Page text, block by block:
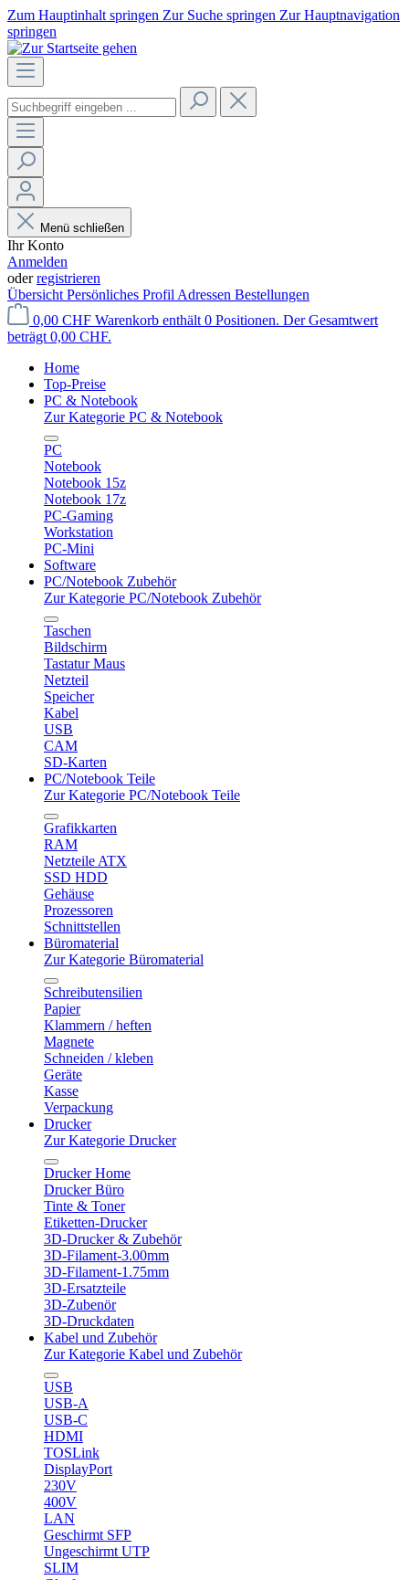
Zum Hauptinhalt springen Zur Suche springen Zur Hauptnavigation
springen
Menü schließen
Ihr Konto
Anmelden
oderregistrieren
Übersicht Persönliches Profil Adressen Bestellungen
0,00 CHF Warenkorb enthält 0 Positionen. Der Gesamtwert
beträgt 0,00 CHF.
Home
Top-Preise
PC & Notebook
Zur Kategorie PC & Notebook
PC
Notebook
Notebook 15z
Notebook 17z
PC-Gaming
Workstation
PC-Mini
Software
PC/Notebook Zubehör
Zur Kategorie PC/Notebook Zubehör
Taschen
Bildschirm
Tastatur Maus
Netzteil
Speicher
Kabel
USB
CAM
SD-Karten
PC/Notebook Teile
Zur Kategorie PC/Notebook Teile
Grafikkarten
RAM
Netzteile ATX
SSD HDD
Gehäuse
Prozessoren
Schnittstellen
Büromaterial
Zur Kategorie Büromaterial
Schreibutensilien
Papier
Klammern / heften
Magnete
Schneiden / kleben
Geräte
Kasse
Verpackung
Drucker
Zur Kategorie Drucker
Drucker Home
Drucker Büro
Tinte & Toner
Etiketten-Drucker
3D-Drucker & Zubehör
3D-Filament-3.00mm
3D-Filament-1.75mm
3D-Ersatzteile
3D-Zubenör
3D-Druckdaten
Kabel und Zubehör
Zur Kategorie Kabel und Zubehör
USB
USB-A
USB-C
HDMI
TOSLink
DisplayPort
230V
400V
LAN
Geschirmt SFP
Ungeschirmt UTP
SLIM